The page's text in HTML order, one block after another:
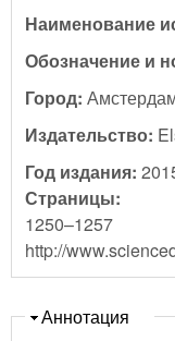
Наименование
Обозначение и
Город:
Издательство:
Год издания:
Страницы:
1250–1257
http://
Скрыть
Аннотация